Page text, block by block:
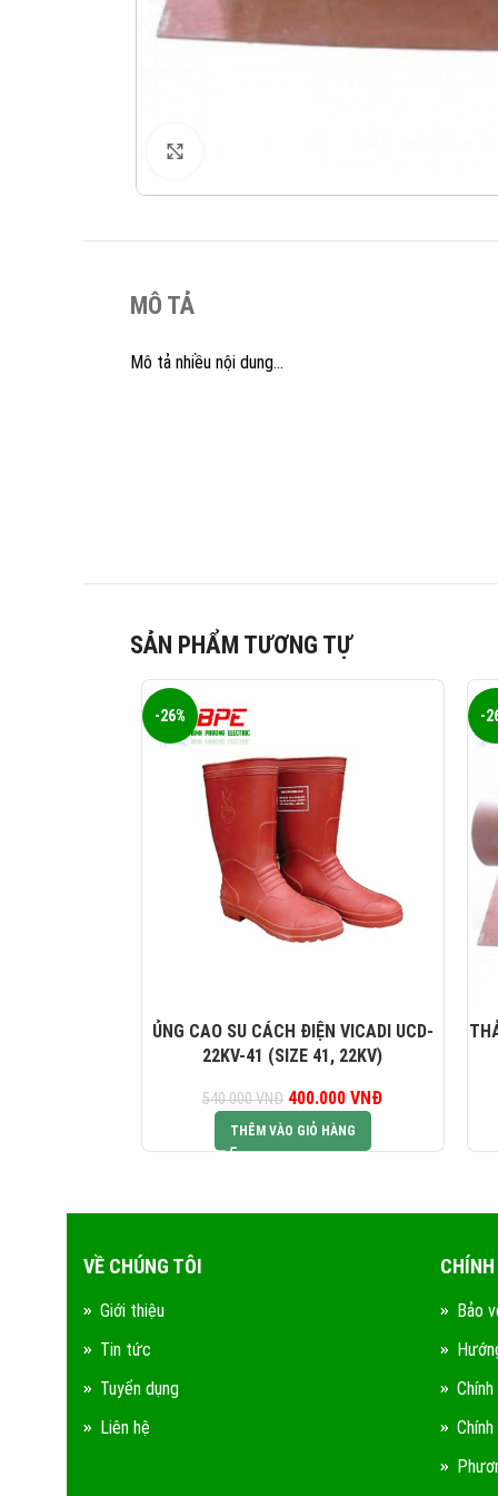
MÔ TẢ
Mô tả nhiều nội dung…
SẢN PHẨM TƯƠNG TỰ
-26%
ỦNG CAO SU CÁCH ĐIỆN VICADI UCD-
22KV-41 (SIZE 41, 22KV)
540.000VNĐ
Giá gốc là:
540.000 VNĐ.
400.000VNĐ
THÊM VÀO GIỎ HÀNG
-
VỀ CHÚNG TÔI
Giới thiệu
Tin tức
Tuyển dụng
Liên hệ
Bảo